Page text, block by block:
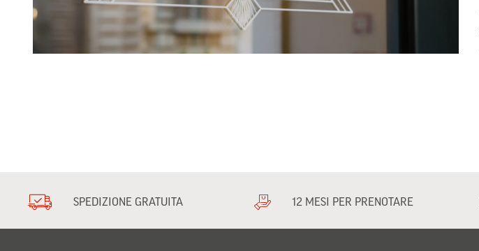
SPEDIZIONE GRATUITA 12 MESI PER PRENOTARE